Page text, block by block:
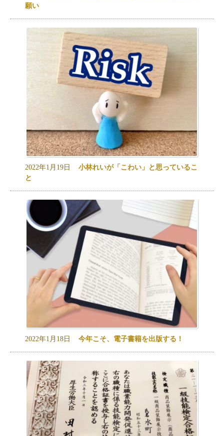
願い
2022年1月19日 小林れいが「こわい」と思っているこ
と
2022年1月18日 今年こそ、電子書籍を出版する！